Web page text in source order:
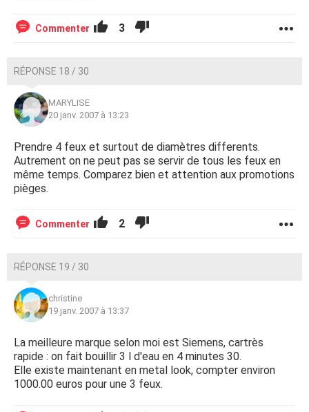
Commenter 3
RÉPONSE 18 / 30
MARYLISE
20 janv. 2007 à 13:23
Prendre 4 feux et surtout de diamètres differents.
Autrement on ne peut pas se servir de tous les feux en
même temps. Comparez bien et attention aux promotions
pièges.
Commenter 2
RÉPONSE 19 / 30
christine
19 janv. 2007 à 13:37
La meilleure marque selon moi est Siemens, cartrès
rapide : on fait bouillir 3 l d'eau en 4 minutes 30.
Elle existe maintenant en metal look, compter environ
1000.00 euros pour une 3 feux.